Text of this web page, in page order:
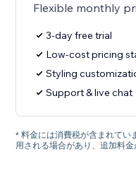
Flexible monthly
3-day free trial
Low-cost pricing
Styling
Support & live chat
* 料金には消費税が含まれてい
用される場合があり、追加料金